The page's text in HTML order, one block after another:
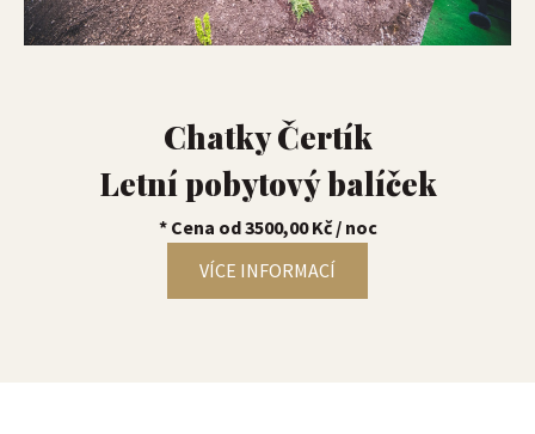
Chatky Čertík
Letní pobytový balíček
* Cena od 3500,00 Kč / noc
VÍCE INFORMACÍ